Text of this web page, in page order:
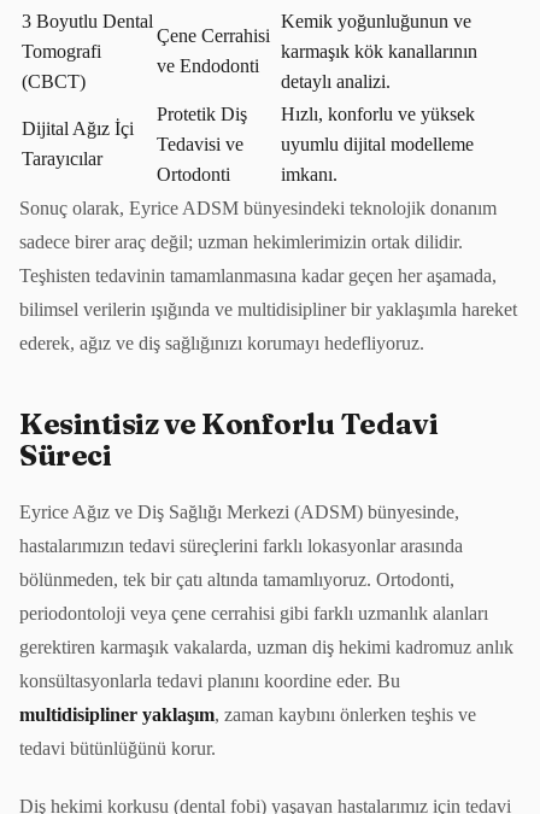
3 Boyutlu Dental
Tomografi
(CBCT)
Çene Cerrahisi
ve Endodonti
Kemik yoğunluğunun ve
karmaşık kök kanallarının
detaylı analizi.
Dijital Ağız İçi
Tarayıcılar
Protetik Diş
Tedavisi ve
Ortodonti
Hızlı, konforlu ve yüksek
uyumlu dijital modelleme
imkanı.
Sonuç olarak, Eyrice ADSM bünyesindeki teknolojik donanım
sadece birer araç değil; uzman hekimlerimizin ortak dilidir.
Teşhisten tedavinin tamamlanmasına kadar geçen her aşamada,
bilimsel verilerin ışığında ve multidisipliner bir yaklaşımla hareket
ederek, ağız ve diş sağlığınızı korumayı hedefliyoruz.
Kesintisiz ve Konforlu Tedavi
Süreci
Eyrice Ağız ve Diş Sağlığı Merkezi (ADSM) bünyesinde,
hastalarımızın tedavi süreçlerini farklı lokasyonlar arasında
bölünmeden, tek bir çatı altında tamamlıyoruz. Ortodonti,
periodontoloji veya çene cerrahisi gibi farklı uzmanlık alanları
gerektiren karmaşık vakalarda, uzman diş hekimi kadromuz anlık
konsültasyonlarla tedavi planını koordine eder. Bu
multidisipliner yaklaşım, zaman kaybını önlerken teşhis ve
tedavi bütünlüğünü korur.
Diş hekimi korkusu (dental fobi) yaşayan hastalarımız için tedavi